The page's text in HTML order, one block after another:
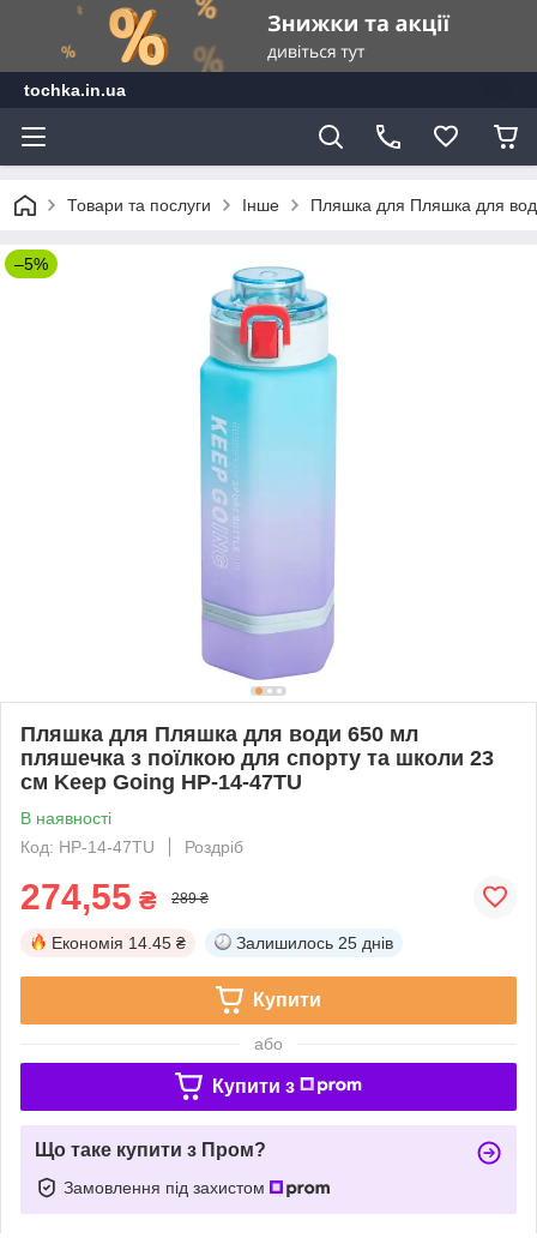
tochka.in.ua
Товари та послуги Інше Пляшка для Пляшка для
–5%
Пляшка для Пляшка для води 650 мл
пляшечка з поїлкою для спорту та школи 23
см Keep Going HP-14-47TU
В наявності
Код: HP-14-47TU
Роздріб
274,55 ₴ 289 ₴
Економія 14.45 ₴ Залишилось 25 днів
Купити
або
Купити з
Що таке купити з Пром?
Замовлення під захистом